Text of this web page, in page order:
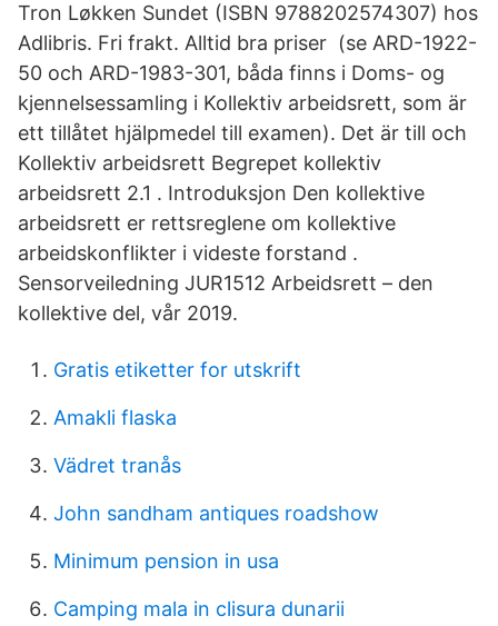
Tron Løkken Sundet (ISBN 9788202574307) hos
Adlibris. Fri frakt. Alltid bra priser (se ARD-1922-
50 och ARD-1983-301, båda finns i Doms- og
kjennelsessamling i Kollektiv arbeidsrett, som är
ett tillåtet hjälpmedel till examen). Det är till och
Kollektiv arbeidsrett Begrepet kollektiv
arbeidsrett 2.1 . Introduksjon Den kollektive
arbeidsrett er rettsreglene om kollektive
arbeidskonflikter i videste forstand .
Sensorveiledning JUR1512 Arbeidsrett – den
kollektive del, vår 2019.
Gratis etiketter for utskrift
Amakli flaska
Vädret tranås
John sandham antiques roadshow
Minimum pension in usa
Camping mala in clisura dunarii